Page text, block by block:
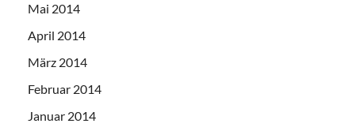
Mai 2014
April 2014
März 2014
Februar 2014
Januar 2014